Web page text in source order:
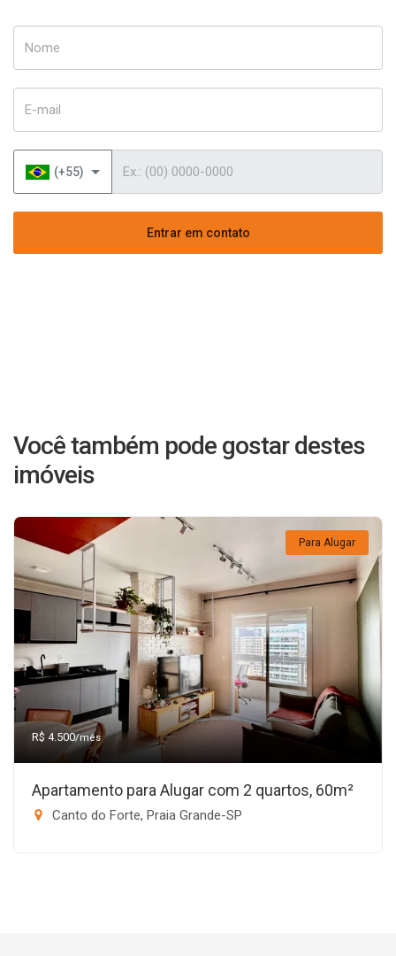
(+55)
Entrar em contato
Você também pode gostar destes
imóveis
Para Alugar
R$ 4.500/mês
Apartamento para Alugar com 2 quartos, 60m²
Canto do Forte, Praia Grande-SP